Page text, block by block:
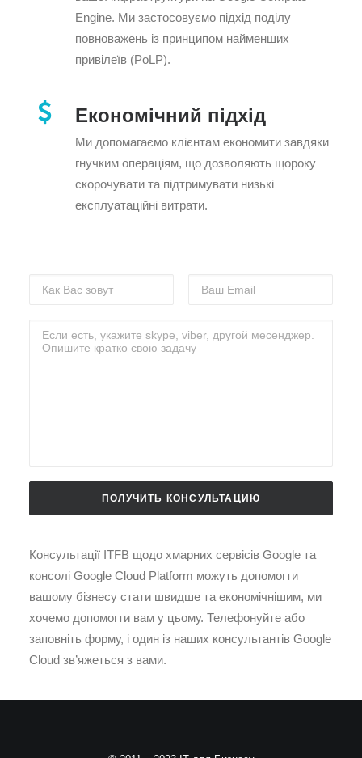
Engine. Ми застосовуємо підхід поділу
повноважень із принципом найменших
привілеїв (PoLP).
Економічний підхід
Ми допомагаємо клієнтам економити завдяки
гнучким операціям, що дозволяють щороку
скорочувати та підтримувати низькі
експлуатаційні витрати.
Консультації ITFB щодо хмарних сервісів Google та
консолі Google Cloud Platform можуть допомогти
вашому бізнесу стати швидше та економічнішим, ми
хочемо допомогти вам у цьому. Телефонуйте або
заповніть форму, і один із наших консультантів Google
Cloud зв’яжеться з вами.